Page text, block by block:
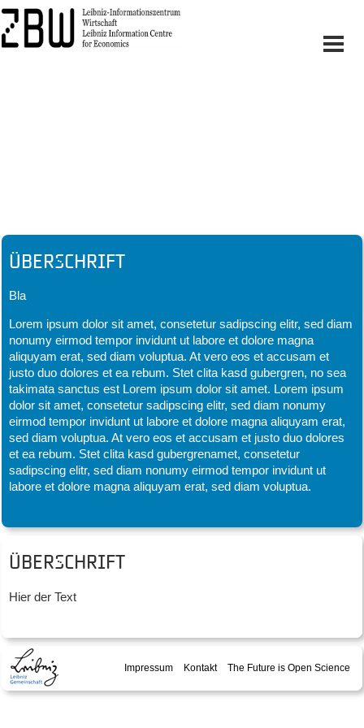
Überschrift
Bla
Lorem ipsum dolor sit amet, consetetur sadipscing elitr, sed diam
nonumy eirmod tempor invidunt ut labore et dolore magna
aliquyam erat, sed diam voluptua. At vero eos et accusam et
justo duo dolores et ea rebum. Stet clita kasd gubergren, no sea
takimata sanctus est Lorem ipsum dolor sit amet. Lorem ipsum
dolor sit amet, consetetur sadipscing elitr, sed diam nonumy
eirmod tempor invidunt ut labore et dolore magna aliquyam erat,
sed diam voluptua. At vero eos et accusam et justo duo dolores
et ea rebum. Stet clita kasd gubergrenamet, consetetur
sadipscing elitr, sed diam nonumy eirmod tempor invidunt ut
labore et dolore magna aliquyam erat, sed diam voluptua.
Überschrift
Hier der Text
Impressum Kontakt The Future is Open Science